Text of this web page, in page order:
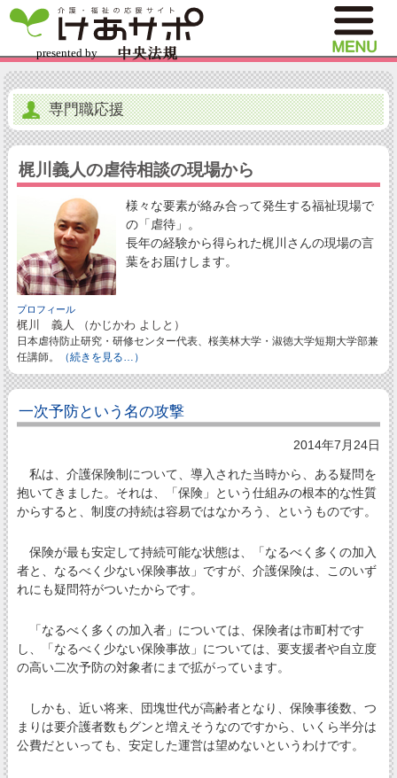
専門職応援
梶川義人の虐待相談の現場から
様々な要素が絡み合って発生する福祉現場で
の「虐待」。
長年の経験から得られた梶川さんの現場の言
葉をお届けします。
プロフィール
梶川 義人 （かじかわ よしと）
日本虐待防止研究・研修センター代表、桜美林大学・淑徳大学短期大学部兼
任講師。
（続きを見る…）
一次予防という名の攻撃
2014年7月24日
私は、介護保険制について、導入された当時から、ある疑問を
抱いてきました。それは、「保険」という仕組みの根本的な性質
からすると、制度の持続は容易ではなかろう、というものです。
保険が最も安定して持続可能な状態は、「なるべく多くの加入
者と、なるべく少ない保険事故」ですが、介護保険は、このいず
れにも疑問符がついたからです。
「なるべく多くの加入者」については、保険者は市町村です
し、「なるべく少ない保険事故」については、要支援者や自立度
の高い二次予防の対象者にまで拡がっています。
しかも、近い将来、団塊世代が高齢者となり、保険事後数、つ
まりは要介護者数もグンと増えそうなのですから、いくら半分は
公費だといっても、安定した運営は望めないというわけです。